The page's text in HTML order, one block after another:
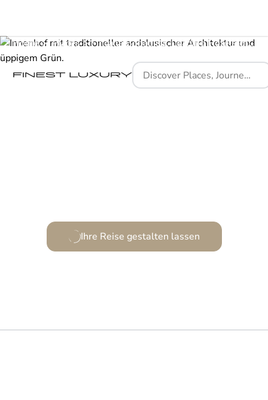
Home Places Finca la Bobadilla, Leading Hotels of the World
Ihre Reise gestalten lassen